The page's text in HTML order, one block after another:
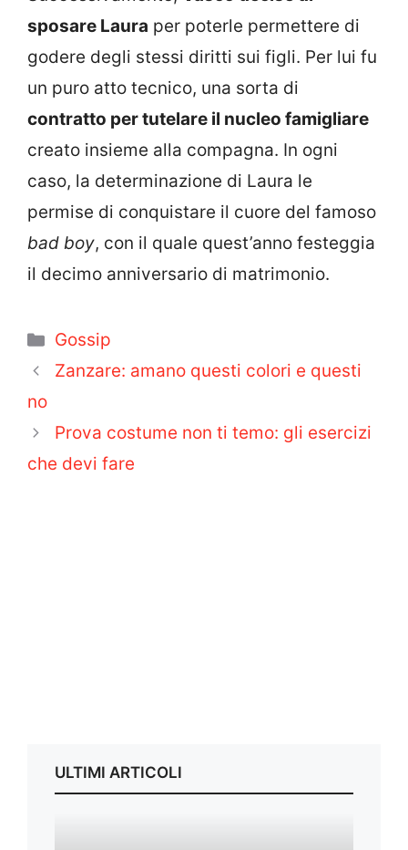
sposare Laura per poterle permettere di
godere degli stessi diritti sui figli. Per lui fu
un puro atto tecnico, una sorta di
contratto per tutelare il nucleo famigliare
creato insieme alla compagna. In ogni
caso, la determinazione di Laura le
permise di conquistare il cuore del famoso
bad boy, con il quale quest’anno festeggia
il decimo anniversario di matrimonio.
Categorie
Gossip
Zanzare: amano questi colori e questi
no
Prova costume non ti temo: gli esercizi
che devi fare
ULTIMI ARTICOLI